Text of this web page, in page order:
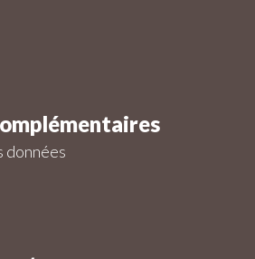
données